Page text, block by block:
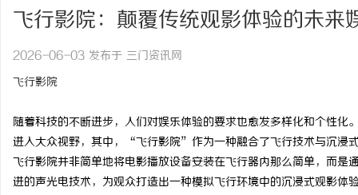
飞行影院：颠覆传统观影体验的未来
2026-06-03 发布于 三门资讯网
飞行影院
随着科技的不断进步，人们对娱乐体验的要求也愈发多样化和个性
进入大众视野，其中，“飞行影院”作为一种融合了飞行技术与沉浸
飞行影院并非简单地将电影播放设备安装在飞行器内那么简单，而
进的声光电技术，为观众打造出一种模拟飞行环境中的沉浸式观影